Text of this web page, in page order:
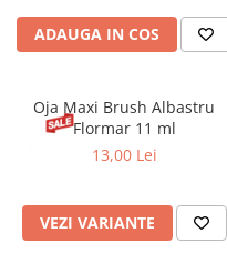
ADAUGA IN COS
Oja Maxi Brush Albastru
Flormar 11 ml
13,00 Lei
VEZI VARIANTE